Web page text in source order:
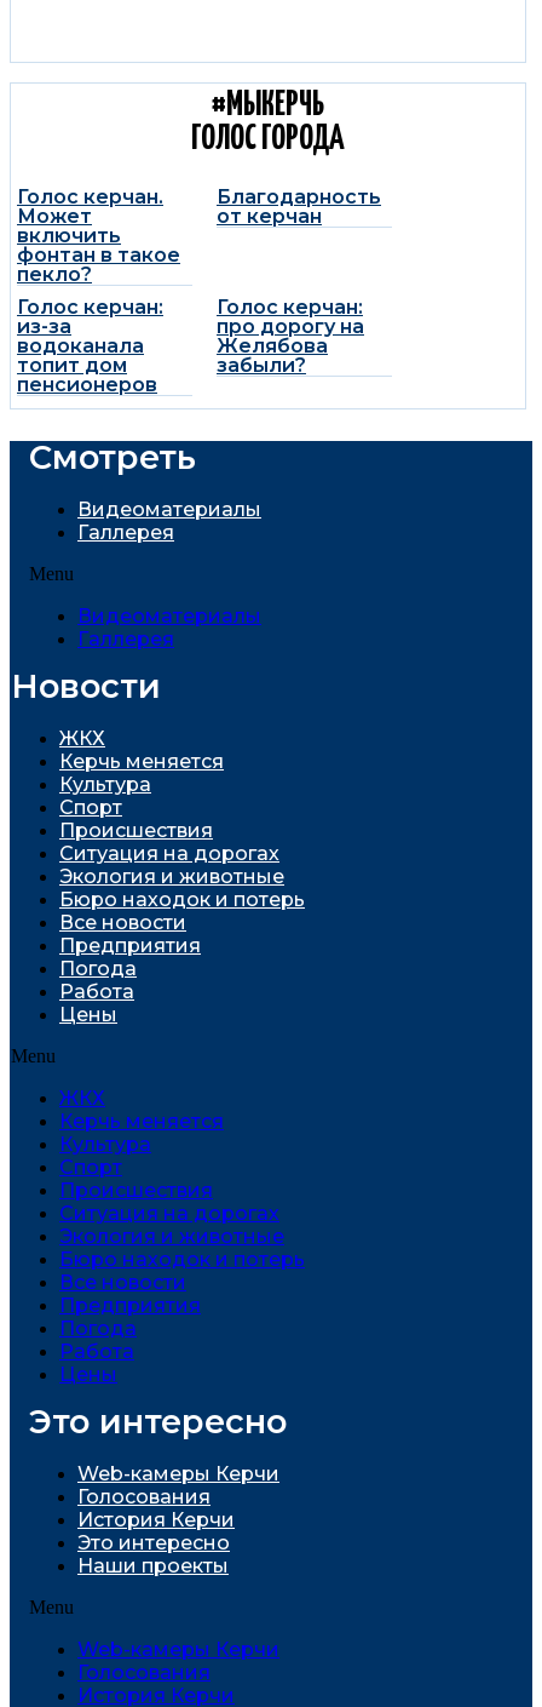
#МЫКЕРЧЬ
ГОЛОС ГОРОДА
Голос керчан.
Может
включить
фонтан в такое
пекло?
Благодарность
от керчан
Голос керчан:
из-за
водоканала
топит дом
пенсионеров
Голос керчан:
про дорогу на
Желябова
забыли?
Смотреть
Видеоматериалы
Галлерея
Menu
Видеоматериалы
Галлерея
Новости
ЖКХ
Керчь меняется
Культура
Спорт
Проиcшествия
Ситуация на дорогах
Экология и животные
Бюро находок и потерь
Все новости
Предприятия
Погода
Работа
Цены
Menu
ЖКХ
Керчь меняется
Культура
Спорт
Проиcшествия
Ситуация на дорогах
Экология и животные
Бюро находок и потерь
Все новости
Предприятия
Погода
Работа
Цены
Это интересно
Web-камеры Керчи
Голосования
История Керчи
Это интересно
Наши проекты
Menu
Web-камеры Керчи
Голосования
История Керчи